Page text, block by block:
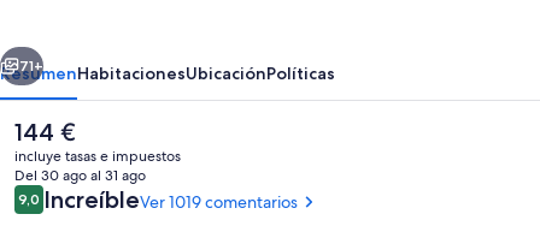
Siguiente
71+
ResumenHabitacionesUbicaciónPolíticas
El
precio
actual
es
de
144 €
incluye tasas e impuestos
Del 30 ago al 31 ago
Comentarios
9,09,0 de 10
IncreíbleVer 1019 comentarios